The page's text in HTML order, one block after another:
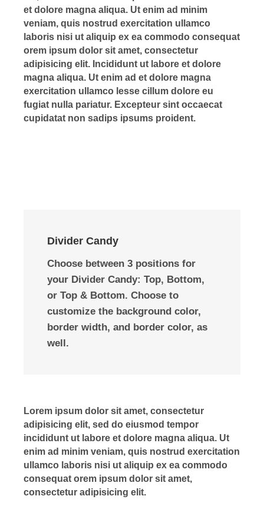
et dolore magna aliqua. Ut enim ad minim
veniam, quis nostrud exercitation ullamco
laboris nisi ut aliquip ex ea commodo consequat
orem ipsum dolor sit amet, consectetur
adipisicing elit. Incididunt ut labore et dolore
magna aliqua. Ut enim ad et dolore magna
exercitation ullamco lesse cillum dolore eu
fugiat nulla pariatur. Excepteur sint occaecat
cupidatat non sadips ipsums proident.
Divider Candy
Choose between 3 positions for
your Divider Candy: Top, Bottom,
or Top & Bottom. Choose to
customize the background color,
border width, and border color, as
well.
Lorem ipsum dolor sit amet, consectetur
adipisicing elit, sed do eiusmod tempor
incididunt ut labore et dolore magna aliqua. Ut
enim ad minim veniam, quis nostrud exercitation
ullamco laboris nisi ut aliquip ex ea commodo
consequat orem ipsum dolor sit amet,
consectetur adipisicing elit.